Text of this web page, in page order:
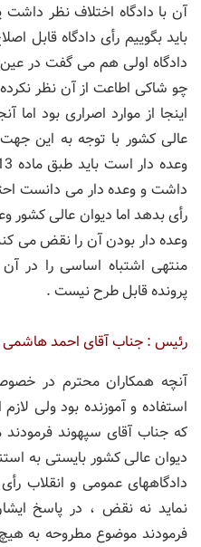
آن با دادگاه اختلاف نظر
باید بگوییم رأی دادگاه
دادگاه اولی هم می گفت در
اینجا از موارد اصراری بود
عالی كشور با توجه به این
رأی بدهد اما دیوان عالی
وعده دار بودن آن را نقض می
منتهی اشتباه اساسی را در
پرونده قابل طرح نیست .
رئیس : جناب آقای احمد هاشمی
آنچه همكاران محترم در
استفاده و آموزنده بود ولی
كه جناب آقای سپهوند
دادگاههای عمومی و انقلاب
نماید نه نقض ، در پاسخ
فرمودند موضوع مطروحه به